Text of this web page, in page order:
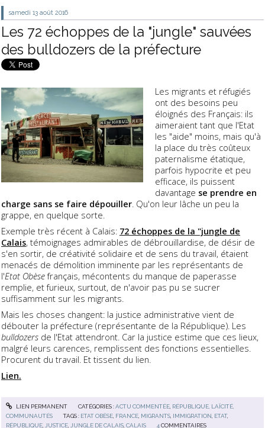
samedi 13 août 2016
Les 72 échoppes de la "jungle" sauvées
des bulldozers de la préfecture
Les migrants et réfugiés
ont des besoins peu
éloignés des Français: ils
aimeraient tant que l'Etat
les "aide" moins, mais qu'à
la place du très coûteux
paternalisme étatique,
parfois hypocrite et peu
efficace, ils puissent
davantage se prendre en
charge sans se faire dépouiller. Qu'on leur lâche un peu la
grappe, en quelque sorte.
Exemple très récent à Calais: 72 échoppes de la "jungle de
Calais, témoignages admirables de débrouillardise, de désir de
s'en sortir, de créativité solidaire et de sens du travail, étaient
menacés de démolition imminente par les représentants de
l'Etat Obèsefrançais, mécontents du manque de paperasse
remplie, et furieux, surtout, de n'avoir pas pu se sucrer
suffisamment sur les migrants.
Mais les choses changent: la justice administrative vient de
débouter la préfecture (représentante de la République). Les
bulldozers de l'Etat attendront. Car la justice estime que ces lieux,
malgré leurs carences, remplissent des fonctions essentielles.
Procurent du travail. Et tissent du lien.
Lien.
LIEN PERMANENT CATÉGORIES :ACTU COMMENTÉE, RÉPUBLIQUE, LAÏCITÉ,
COMMUNAUTÉS
TAGS : ETAT OBÈSE FRANCE MIGRANTS IMMIGRATION ETAT,
RÉPUBLIQUE
JUSTICE JUNGLE DE CALAIS ,CALAIS 4 COMMENTAIRES